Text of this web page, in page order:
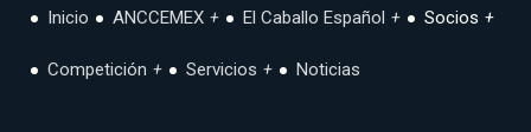
Inicio ANCCEMEX El Caballo Español Socios
Competición Servicios Noticias